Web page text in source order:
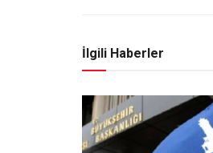
İlgili Haberler